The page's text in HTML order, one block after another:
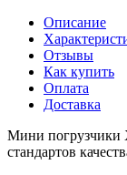
Описание
Отзывы
Как купить
Оплата
Доставка
Мини погрузчики
стандартов